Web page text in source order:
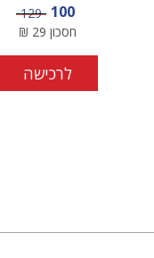
מחיר מבצע
100 מחיר
129
חסכון 29
₪
לרכישה